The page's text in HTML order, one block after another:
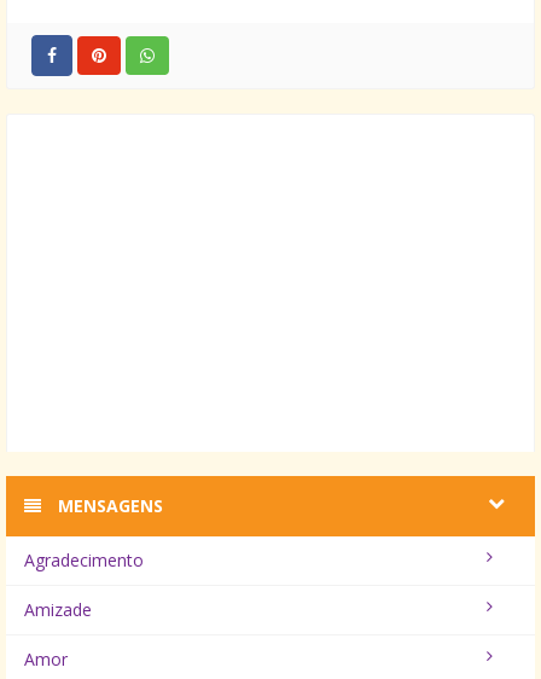
MENSAGENS
Agradecimento
Amizade
Amor